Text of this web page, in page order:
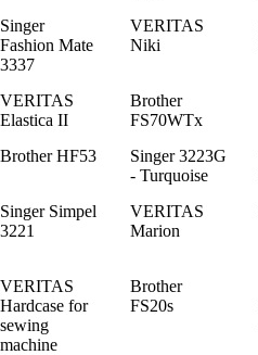
Singer
Fashion Mate
3337
VERITAS
Niki
VERITAS
Elastica II
Brother
FS70WTx
Brother HF53
Singer 3223G
- Turquoise
Singer Simpel
3221
VERITAS
Marion
VERITAS
Hardcase for
sewing
machine
Brother
FS20s